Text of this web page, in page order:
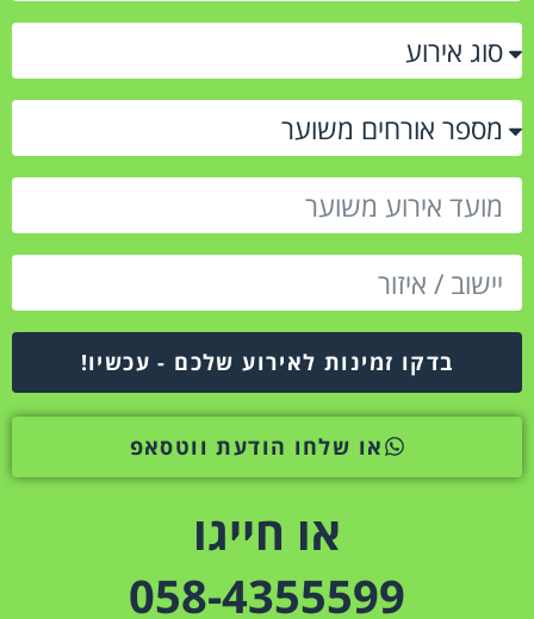
בדקו זמינות לאירוע שלכם - עכשיו!
או שלחו הודעת ווטסאפ
או חייגו
058-4355599